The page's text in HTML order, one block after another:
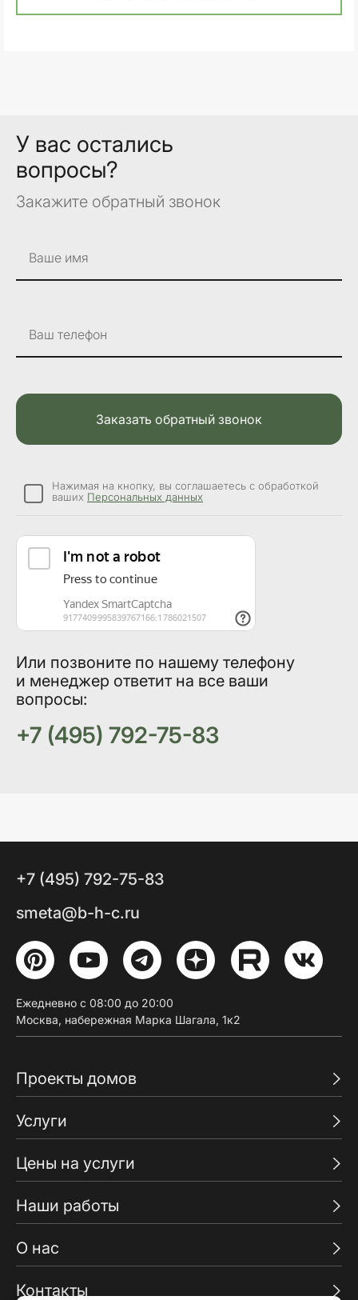
У вас остались
вопросы?
Закажите обратный звонок
Или позвоните по нашему телефону
и менеджер ответит на все ваши
вопросы:
+7 (495) 792-75-83
Ваше имя
Ваш телефон
Заказать обратный звонок
Нажимая на кнопку, вы соглашаетесь с обработкой
ваших Персональных данных
Проекты домов
Услуги
Цены на услуги
Наши работы
О нас
Контакты
+7 (495) 792-75-83
smeta@b-h-c.ru
Ежедневно с 08:00 до 20:00
Москва, набережная Марка Шагала, 1к2